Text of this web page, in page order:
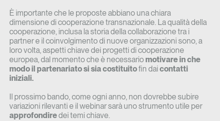
È importante che le proposte abbiano una chiara
dimensione di cooperazione transnazionale. La qualità della
cooperazione, inclusa la storia della collaborazione tra i
partner e il coinvolgimento di nuove organizzazioni sono, a
loro volta, aspetti chiave dei progetti di cooperazione
europea, dal momento che è necessariomotivare in che
modo il partenariato si sia costituitofin daicontatti
iniziali.
Il prossimo bando, come ogni anno, non dovrebbe subire
variazioni rilevanti e il webinar sarà uno strumento utile per
approfondiredei temi chiave.